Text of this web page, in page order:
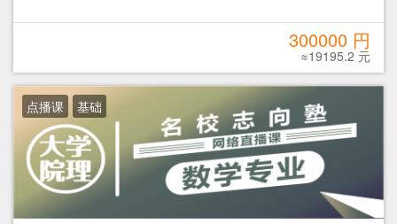
300000 円
≈19195.2 元
点播课 基础